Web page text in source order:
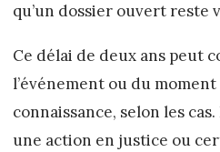
qu’un dossier ouvert reste
Ce délai de deux ans peut
l’événement ou du moment
connaissance, selon les
une action en justice ou